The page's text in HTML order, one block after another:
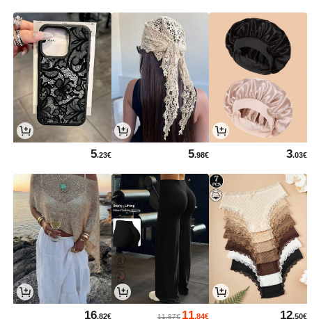
3.03€
5.98€
5.23€
12.50€
11.84€
11.87€
16.82€